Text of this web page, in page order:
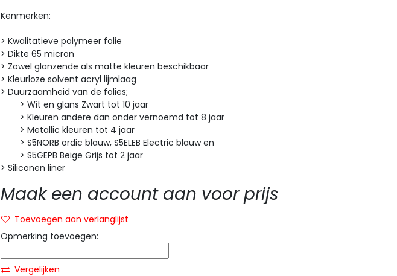
Kenmerken:
> Kwalitatieve polymeer folie
> Dikte 65 micron
> Zowel glanzende als matte kleuren beschikbaar
> Kleurloze solvent acryl lijmlaag
> Duurzaamheid van de folies;
> Wit en glans Zwart tot 10 jaar
> Kleuren andere dan onder vernoemd tot 8 jaar
> Metallic kleuren tot 4 jaar
> S5NORB ordic blauw, S5ELEB Electric blauw en
> S5GEPB Beige Grijs tot 2 jaar
> Siliconen liner
Maak een account aan voor prijs
Toevoegen aan verlanglijst
Opmerking toevoegen:
Vergelijken